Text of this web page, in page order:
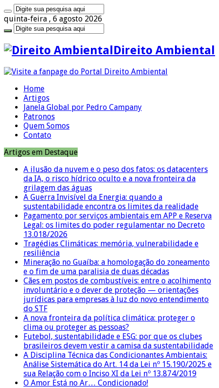
quinta-feira , 6 agosto 2026
Direito Ambiental
Home
Artigos
Janela Global por Pedro Campany
Patronos
Quem Somos
Contato
Artigos em Destaque
A ilusão da nuvem e o peso dos fatos: os datacenters
da IA, o risco hídrico oculto e a nova fronteira da
grilagem das águas
A Guerra Invisível da Energia: quando a
sustentabilidade encontra os limites da realidade
Pagamento por serviços ambientais em APP e Reserva
Legal: os limites do poder regulamentar no Decreto
13.018/2026
Tragédias Climáticas: memória, vulnerabilidade e
resiliência
Mineração no Guaíba: a homologação do zoneamento
e o fim de uma paralisia de duas décadas
Cães em postos de combustíveis: entre o acolhimento
involuntário e o dever de proteção — orientações
jurídicas para empresas à luz do novo entendimento
do STF
A nova fronteira da política climática: proteger o
clima ou proteger as pessoas?
Futebol, sustentabilidade e ESG: por que os clubes
brasileiros devem vestir a camisa da sustentabilidade
A Disciplina Técnica das Condicionantes Ambientais:
Análise Sistemática do Art. 14 da Lei nº 15.190/2025 e
sua Relação com o Inciso XI da Lei nº 13.874/2019
O Amor Está no Ar… Condicionado!